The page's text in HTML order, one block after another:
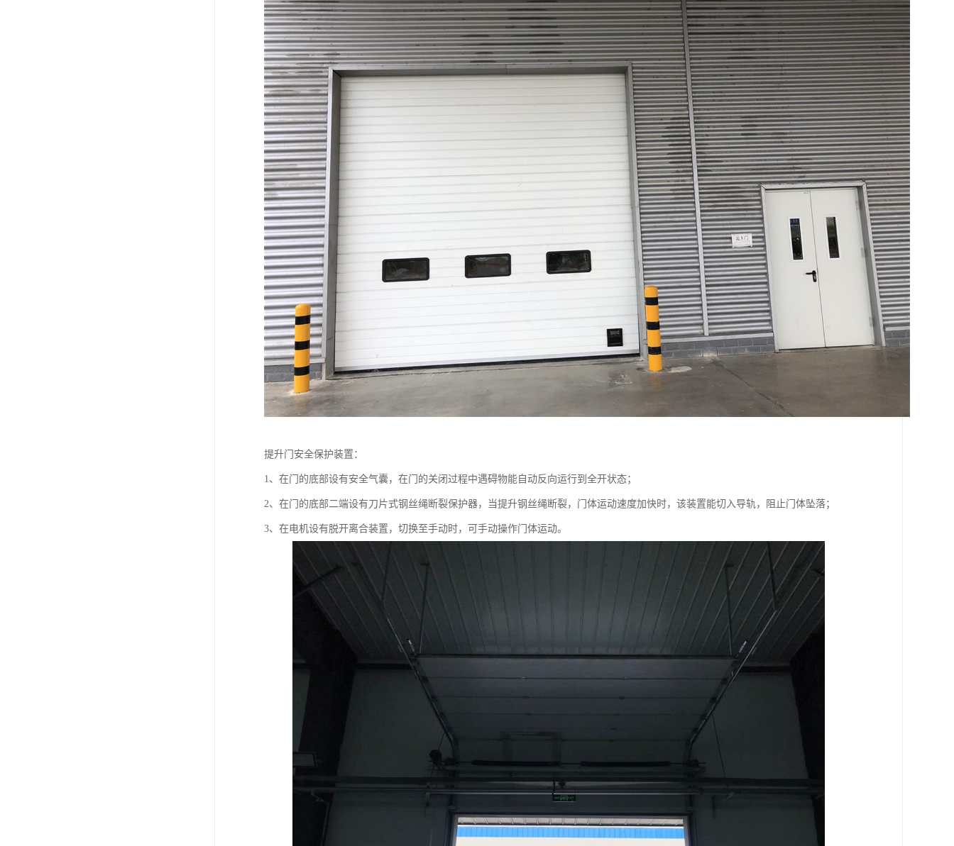
提升门安全保护装置：
1、在门的底部设有安全气囊，在门的关闭过程中遇碍物能自动反向运行到全开状态；
2、在门的底部二端设有刀片式钢丝绳断裂保护器，当提升钢丝绳断裂，门体运动速度加快时，该装置能切入导轨，阻止门体坠落；
3、在电机设有脱开离合装置，切换至手动时，可手动操作门体运动。